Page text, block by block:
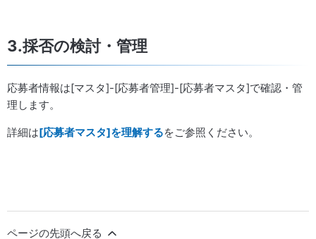
3.採否の検討・管理
応募者情報は[マスタ]-[応募者管理]-[応募者マスタ]で確認・管
理します。
詳細は[応募者マスタ]を理解するをご参照ください。
ページの先頭へ戻る